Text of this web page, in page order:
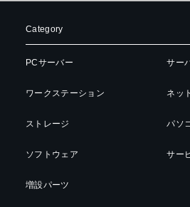
Category
PCサーバー
ワークステーション
ストレージ
ソフトウェア
増設パーツ
サー
ネッ
パソ
サー